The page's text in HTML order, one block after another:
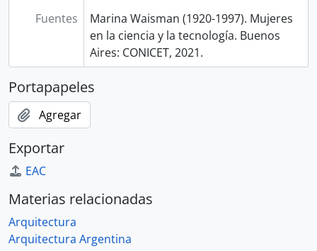
Fuentes
Marina Waisman (1920-1997). Mujeres
en la ciencia y la tecnología. Buenos
Aires: CONICET, 2021.
Portapapeles
Agregar
Exportar
EAC
Materias relacionadas
Arquitectura
Arquitectura Argentina